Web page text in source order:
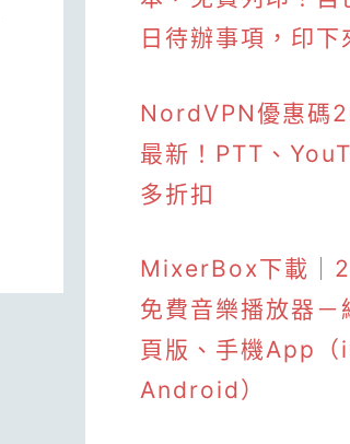
日待辦事項，印下
NordVPN優惠碼
最新！PTT、
多折扣
MixerBox下載｜
免費音樂播放器－
頁版、手機App（
Android）